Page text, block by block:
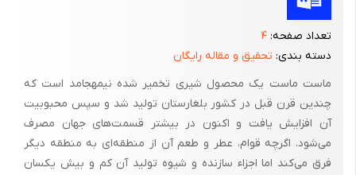
تعداد صفحه: ۴
دسته بندی: تحقیق و مقاله رایگان
ماست ماست یک محصول شیری تخمیر شده نیمهجامد است که
چندین قرن قبل در کشور بلغارستان تولید شد و سپس محبوبیت
آن افزایش یافت و اکنون در بیشتر قسمت‌های جهان مصرف
می‌شود. اگرچه قوام، عطر و طعم آن از منطقه‌ای به منطقه دیگر
فرق می‌کند اما اجزاء سازنده و شیوه تولید آن کم و بیش یکسان